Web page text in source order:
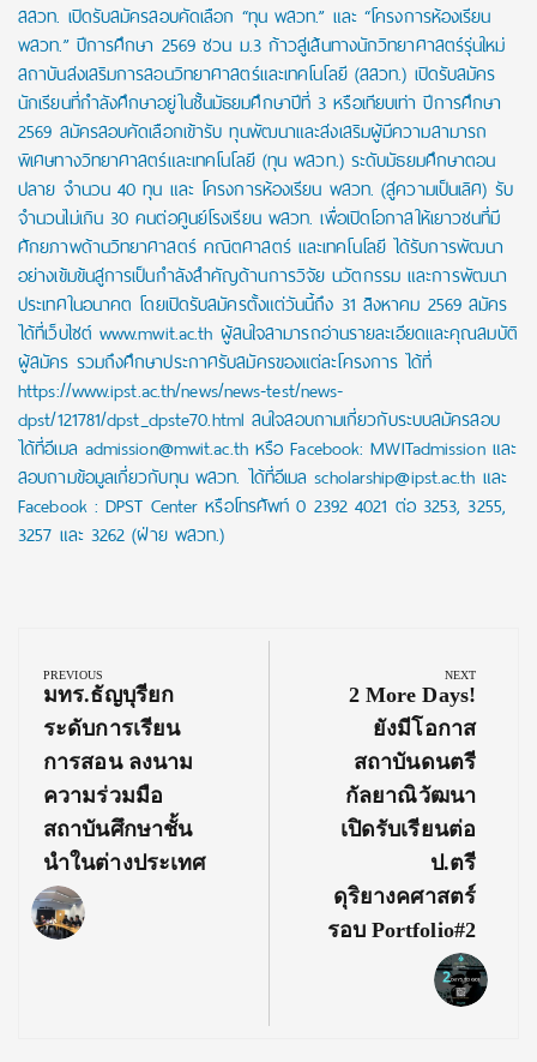
สสวท. เปิดรับสมัครสอบคัดเลือก “ทุน พสวท.” และ “โครงการห้องเรียน
พสวท.” ปีการศึกษา 2569 ชวน ม.3 ก้าวสู่เส้นทางนักวิทยาศาสตร์รุ่นใหม่
สถาบันส่งเสริมการสอนวิทยาศาสตร์และเทคโนโลยี (สสวท.) เปิดรับสมัคร
นักเรียนที่กำลังศึกษาอยู่ในชั้นมัธยมศึกษาปีที่ 3 หรือเทียบเท่า ปีการศึกษา
2569 สมัครสอบคัดเลือกเข้ารับ ทุนพัฒนาและส่งเสริมผู้มีความสามารถ
พิเศษทางวิทยาศาสตร์และเทคโนโลยี (ทุน พสวท.) ระดับมัธยมศึกษาตอน
ปลาย จำนวน 40 ทุน และ โครงการห้องเรียน พสวท. (สู่ความเป็นเลิศ) รับ
จำนวนไม่เกิน 30 คนต่อศูนย์โรงเรียน พสวท. เพื่อเปิดโอกาสให้เยาวชนที่มี
ศักยภาพด้านวิทยาศาสตร์ คณิตศาสตร์ และเทคโนโลยี ได้รับการพัฒนา
อย่างเข้มข้นสู่การเป็นกำลังสำคัญด้านการวิจัย นวัตกรรม และการพัฒนา
ประเทศในอนาคต โดยเปิดรับสมัครตั้งแต่วันนี้ถึง 31 สิงหาคม 2569 สมัคร
ได้ที่เว็บไซต์ www.mwit.ac.th ผู้สนใจสามารถอ่านรายละเอียดและคุณสมบัติ
ผู้สมัคร รวมถึงศึกษาประกาศรับสมัครของแต่ละโครงการ ได้ที่
https://www.ipst.ac.th/news/news-test/news-
dpst/121781/dpst_dpste70.html สนใจสอบถามเกี่ยวกับระบบสมัครสอบ
ได้ที่อีเมล admission@mwit.ac.th หรือ Facebook: MWITadmission และ
สอบถามข้อมูลเกี่ยวกับทุน พสวท. ได้ที่อีเมล scholarship@ipst.ac.th และ
Facebook : DPST Center หรือโทรศัพท์ 0 2392 4021 ต่อ 3253, 3255,
3257 และ 3262 (ฝ่าย พสวท.)
navigation
PREVIOUS
Previous
Post:
มทร.ธัญบุรียก
ระดับการเรียน
การสอน ลงนาม
ความร่วมมือ
สถาบันศึกษาชั้น
นำในต่างประเทศ
NEXT
Next
Post:
2 More Days!
ยังมีโอกาส
สถาบันดนตรี
กัลยาณิวัฒนา
เปิดรับเรียนต่อ
ป.ตรี
ดุริยางคศาสตร์
รอบ Portfolio#2